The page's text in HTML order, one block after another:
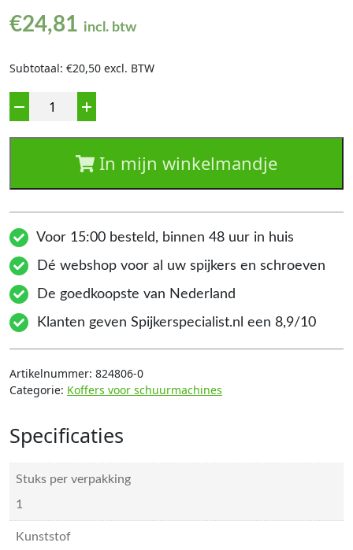
€24,81 incl. btw
Subtotaal: €20,50 excl. BTW
In mijn winkelmandje
Voor 15:00 besteld, binnen 48 uur in huis
Dé webshop voor al uw spijkers en schroeven
De goedkoopste van Nederland
Klanten geven Spijkerspecialist.nl een 8,9/10
Artikelnummer: 824806-0
Categorie: Koffers voor schuurmachines
Specificaties
Stuks per verpakking
1
Kunststof